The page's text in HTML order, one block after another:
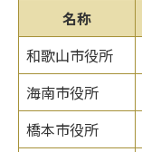
名称
和歌山市役所
海南市役所
橋本市役所